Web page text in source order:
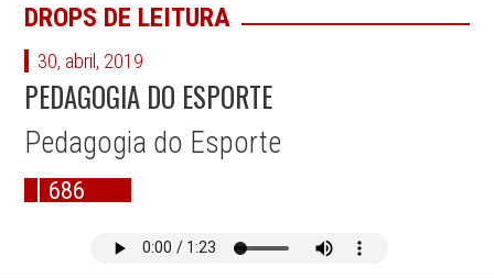
DROPS DE LEITURA
30, abril, 2019
PEDAGOGIA DO ESPORTE
Pedagogia do Esporte
686